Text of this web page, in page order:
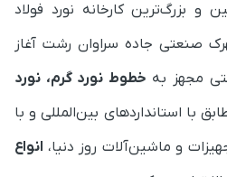
و بزرگ‌ترین کارخانه نورد فولاد
سال ۱۳۸۲ در شهرک صنعتی جاده سراوان رشت آغاز
مجهز به خطوط نورد گرم، نورد
با استانداردهای بین‌المللی و با
و ماشین‌آلات روز دنیا، انواع